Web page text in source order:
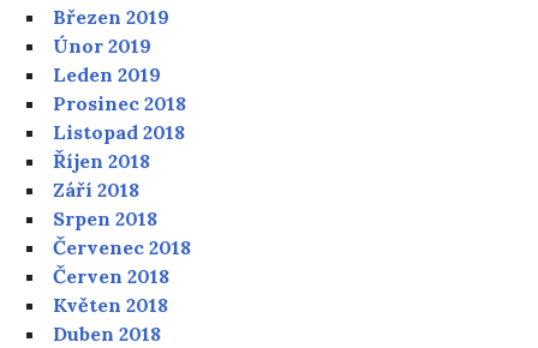
Březen 2019
Únor 2019
Leden 2019
Prosinec 2018
Listopad 2018
Říjen 2018
Září 2018
Srpen 2018
Červenec 2018
Červen 2018
Květen 2018
Duben 2018